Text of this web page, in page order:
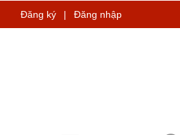
Đăng ký | Đăng nhập